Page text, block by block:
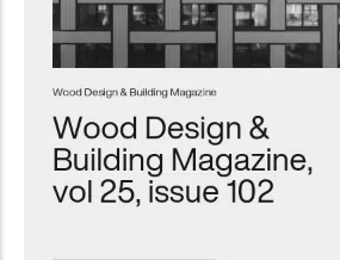
meilleures pratiques.
Réseau
d'innovation
dans le domaine
du bois
Connectez-vous avec
connectez-vous pour
obtenir du support
technique, des conseils
d'experts et accéder à
des ressources pratiques